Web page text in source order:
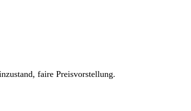
faire Preisvorstellung.